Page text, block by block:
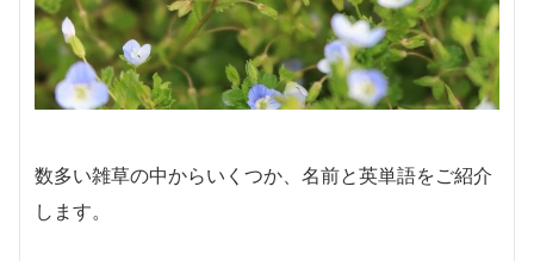
数多い雑草の中からいくつか、名前と英単語をご紹介
します。